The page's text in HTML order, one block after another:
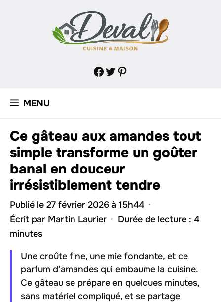
Facebook
Twitter
Pinterest
MENU
Ce gâteau aux amandes tout
simple transforme un goûter
banal en douceur
irrésistiblement tendre
Publié le 27 février 2026 à 15h44 ·
Écrit par Martin Laurier · Durée de lecture : 4
minutes
Une croûte fine, une mie fondante, et ce
parfum d’amandes qui embaume la cuisine.
Ce gâteau se prépare en quelques minutes,
sans matériel compliqué, et se partage